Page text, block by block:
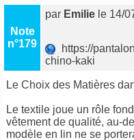
Note
n°179
par Emilie le 14/
https://
chino-kaki
Le Choix des Matières
Le textile joue un rôle
vêtement de qualité, au-
modèle en lin ne se